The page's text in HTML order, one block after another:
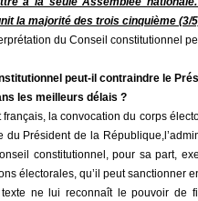
la majorité des trois cinquième
du Conseil constitutionnel
peut-il contraindre le
les meilleurs délais ?
français, la convocation du corps
du Président de la République,
constitutionnel, pour sa part,
électorales, qu’il peut sanctionner
ne lui reconnaît le pouvoir de